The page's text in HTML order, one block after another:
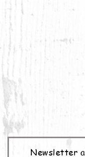
Newsletter